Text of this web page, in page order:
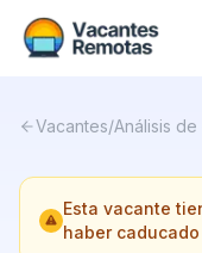
Nosotros
Vacantes/Análisis de
Esta vacante
haber caducado